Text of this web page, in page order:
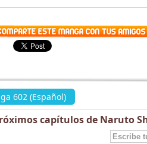
602 (Español)
capítulos de Naruto